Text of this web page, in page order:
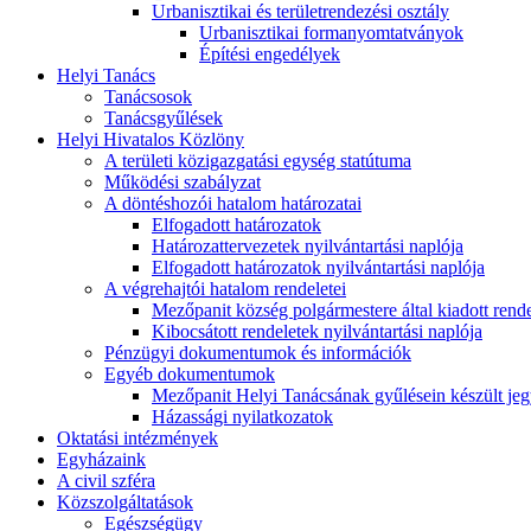
Urbanisztikai és területrendezési osztály
Urbanisztikai formanyomtatványok
Építési engedélyek
Helyi Tanács
Tanácsosok
Tanácsgyűlések
Helyi Hivatalos Közlöny
A területi közigazgatási egység statútuma
Működési szabályzat
A döntéshozói hatalom határozatai
Elfogadott határozatok
Határozattervezetek nyilvántartási naplója
Elfogadott határozatok nyilvántartási naplója
A végrehajtói hatalom rendeletei
Mezőpanit község polgármestere által kiadott
Kibocsátott rendeletek nyilvántartási naplója
Pénzügyi dokumentumok és információk
Egyéb dokumentumok
Mezőpanit Helyi Tanácsának gyűlésein készült
Házassági nyilatkozatok
Oktatási intézmények
Egyházaink
A civil szféra
Közszolgáltatások
Egészségügy